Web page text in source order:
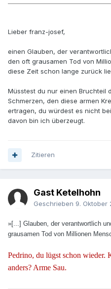
Lieber franz-josef,
einen Glauben, der
den oft grausamen Tod von
diese Zeit schon lange zurück
Müsstest du nur einen Bruchteil
Schmerzen, den diese armen
ertragen, du würdest es nicht
davon bin ich überzeugt.
Zitieren
Gast Ketelhohn
Geschrieben 9. Oktober
»[...] Glauben, der verantwortlich
grausamen Tod von Millionen
Pedrino, du lügst schon wieder.
anders? Arme Sau.